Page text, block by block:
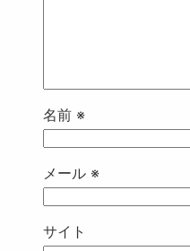
名前 ※
メール ※
サイト